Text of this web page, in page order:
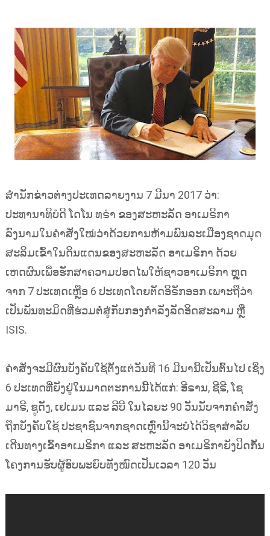
ສຳນັກຂ່າວຕ່າງປະເທດລາຍງານ 7 ມີນາ 2017 ວ່າ:
ປະທານາທິບໍດີ ໂດໂນ ທຣຳ ຂອງສະຫະລັດ ອາເມຣິກາ
ລົງນາມໃນຄຳສັ່ງໃໝ່ວ່າດ້ວຍການຫ້າມພົນລະເມືອງຊາດມຸດ
ສະລິມເຂົ້າໃນດິນແດນຂອງສະຫະລັດ ອາເມຣິກາ ດ້ວຍ
ເຫດຜົນເພື່ອຮັກສາຄວາມປອດໄພໃຫ້ຊາວອາເມຣິກາ ຫຼຸດ
ຈາກ 7 ປະເທດເຫຼືອ 6 ປະເທດໂດຍຕັດອິຣັກອອກ ເພາະຖືວ່າ
ເປັນພັນທະມິດທີ່ຮ່ວມຕໍ່ສູ່ກັບກອງກຳລັງລັດອິດສະລາມ ຫຼື
ISIS.
ຄຳສັ່ງຈະມີຜົນບັງຄັບໃຊ້ຕັ້ງແຕ່ວັນທີ 16 ມີນານີ້ເປັນຕົ້ນໄປ ເຊິ່ງ
6 ປະເທດທີ່ຍັງຢູ່ໃນມາດຕະການນີ້ໄດ້ແກ່: ອີຣານ, ຊີຣີ,​ ໂຊ
ມາຣີ, ຊູດັງ, ເຢເມນ ແລະ ລີບີ ໃນໄລຍະ 90 ວັນນັບຈາກຄຳສັ່ງ
ຖືກບັງຄັບໃຊ້ ປະຊາຊົນຈາກຊາດເຫຼົ່ານີ້ຈະບໍ່ໄດ້ວິຊາສຳລັບ
ເດີນທາງເຂົ້າອາເມຣິກາ ແລະ ສະຫະລັດ ອາເມຣິກາຍັງປິດກັ້ນ
ໂຄງການຮັບຜູ້ອົບພະຍົບທັງໝົດເປັນເວລາ 120 ວັນ